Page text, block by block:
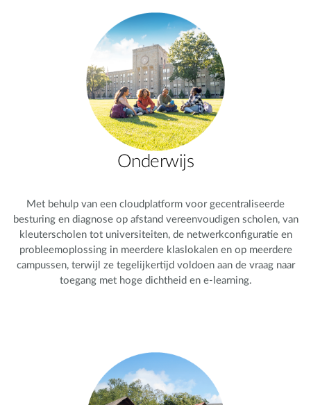
Onderwijs
Met behulp van een cloudplatform voor gecentraliseerde
besturing en diagnose op afstand vereenvoudigen scholen, van
kleuterscholen tot universiteiten, de netwerkconfiguratie en
probleemoplossing in meerdere klaslokalen en op meerdere
campussen, terwijl ze tegelijkertijd voldoen aan de vraag naar
toegang met hoge dichtheid en e-learning.